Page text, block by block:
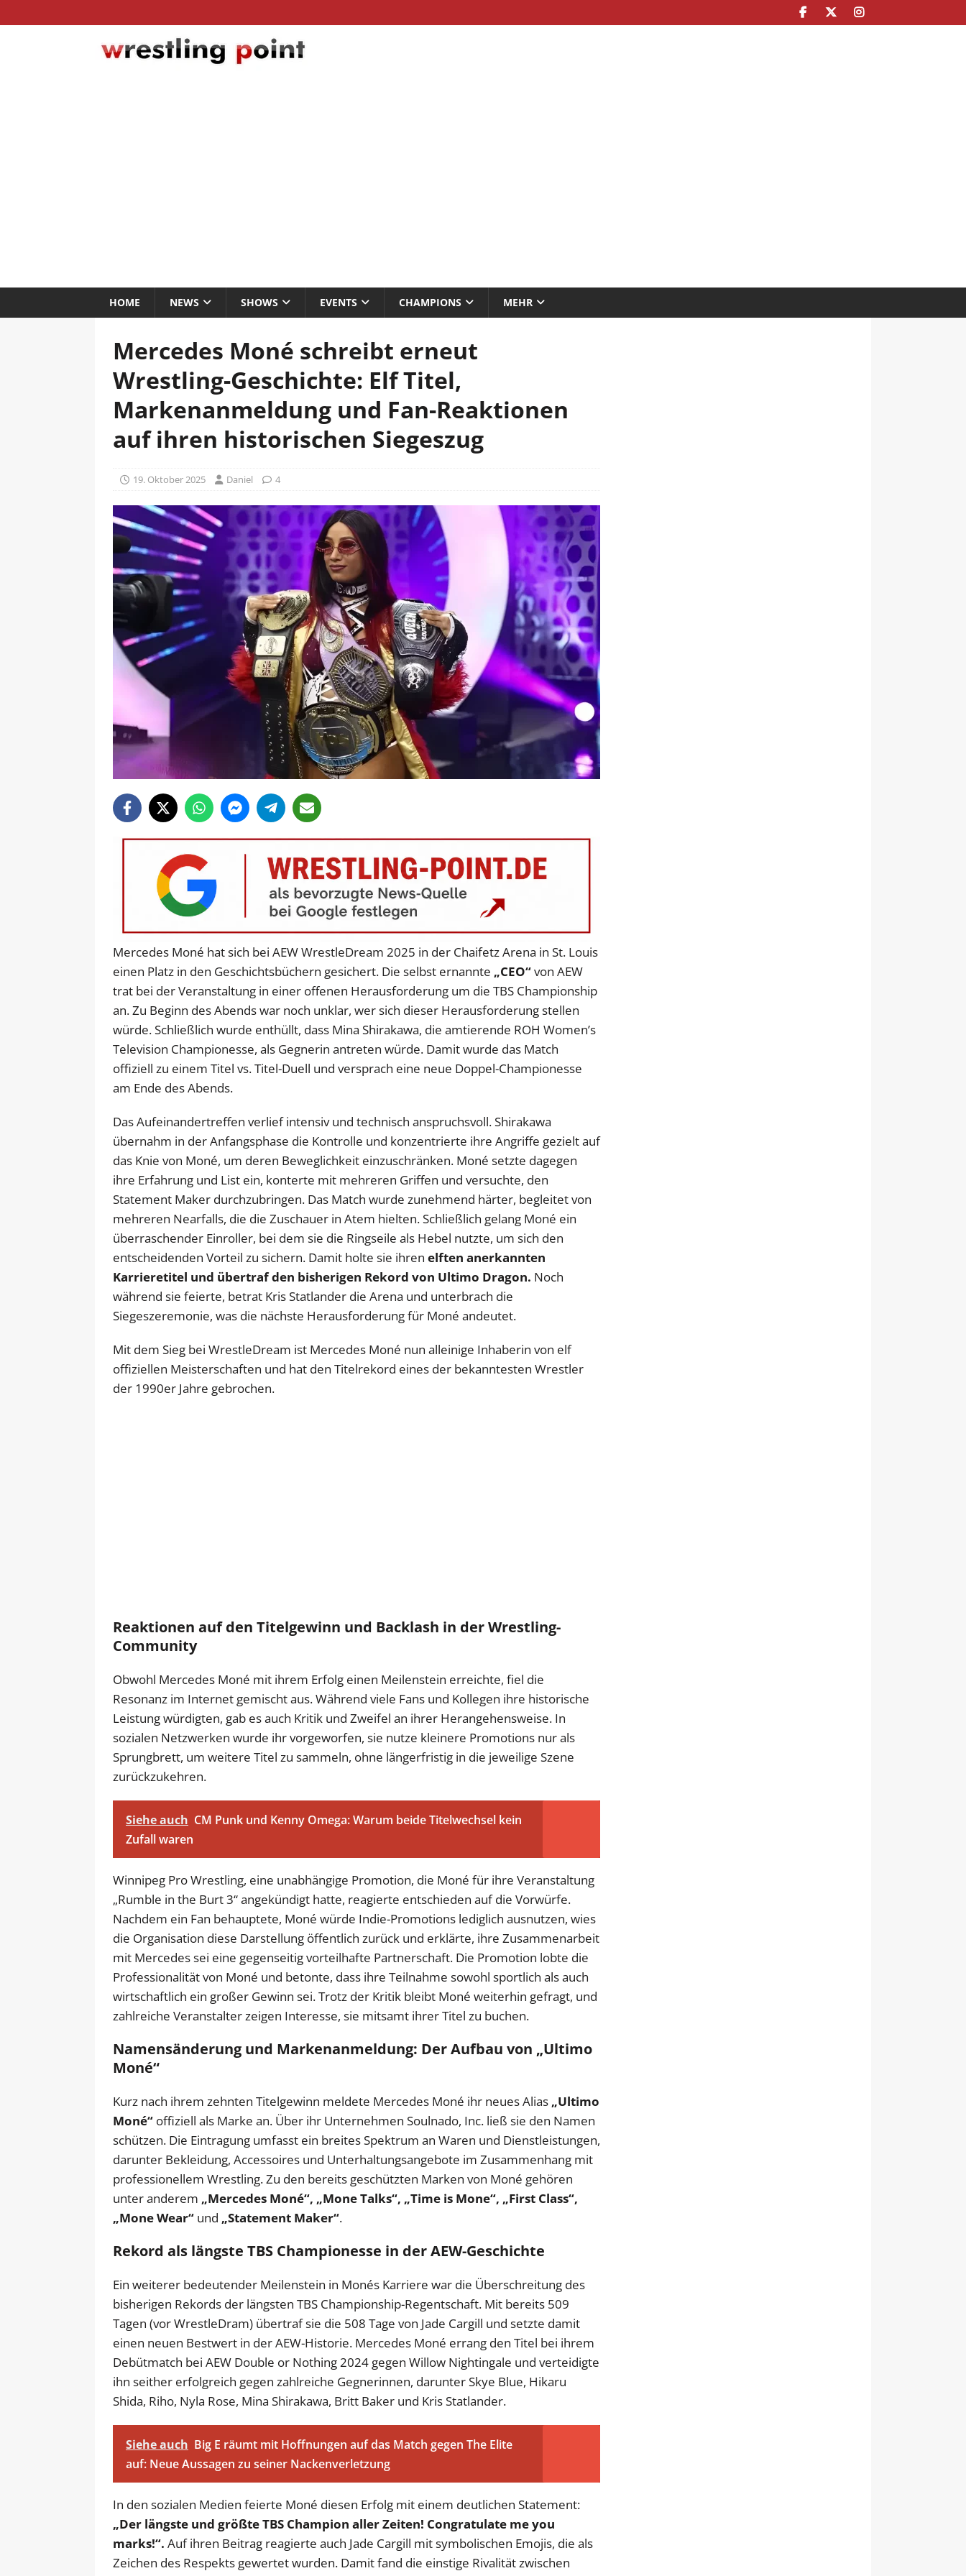
HOME NEWS SHOWS EVENTS CHAMPIONS MEHR
Mercedes Moné schreibt erneut
Wrestling-Geschichte: Elf Titel,
Markenanmeldung und Fan-Reaktionen
auf ihren historischen Siegeszug
19. Oktober 2025 Daniel 4
Mercedes Moné hat sich bei AEW WrestleDream 2025 in der Chaifetz Arena in St. Louis
einen Platz in den Geschichtsbüchern gesichert. Die selbst ernannte „CEO“von AEW
trat bei der Veranstaltung in einer offenen Herausforderung um die TBS Championship
an. Zu Beginn des Abends war noch unklar, wer sich dieser Herausforderung stellen
würde. Schließlich wurde enthüllt, dass Mina Shirakawa, die amtierende ROH Women’s
Television Championesse, als Gegnerin antreten würde. Damit wurde das Match
offiziell zu einem Titel vs. Titel-Duell und versprach eine neue Doppel-Championesse
am Ende des Abends.
Das Aufeinandertreffen verlief intensiv und technisch anspruchsvoll. Shirakawa
übernahm in der Anfangsphase die Kontrolle und konzentrierte ihre Angriffe gezielt auf
das Knie von Moné, um deren Beweglichkeit einzuschränken. Moné setzte dagegen
ihre Erfahrung und List ein, konterte mit mehreren Griffen und versuchte, den
Statement Maker durchzubringen. Das Match wurde zunehmend härter, begleitet von
mehreren Nearfalls, die die Zuschauer in Atem hielten. Schließlich gelang Moné ein
überraschender Einroller, bei dem sie die Ringseile als Hebel nutzte, um sich den
entscheidenden Vorteil zu sichern. Damit holte sie ihren elften anerkannten
Karrieretitel und übertraf den bisherigen Rekord von Ultimo Dragon. Noch
während sie feierte, betrat Kris Statlander die Arena und unterbrach die
Siegeszeremonie, was die nächste Herausforderung für Moné andeutet.
Mit dem Sieg bei WrestleDream ist Mercedes Moné nun alleinige Inhaberin von elf
offiziellen Meisterschaften und hat den Titelrekord eines der bekanntesten Wrestler
der 1990er Jahre gebrochen.
Reaktionen auf den Titelgewinn und Backlash in der Wrestling-
Community
Obwohl Mercedes Moné mit ihrem Erfolg einen Meilenstein erreichte, fiel die
Resonanz im Internet gemischt aus. Während viele Fans und Kollegen ihre historische
Leistung würdigten, gab es auch Kritik und Zweifel an ihrer Herangehensweise. In
sozialen Netzwerken wurde ihr vorgeworfen, sie nutze kleinere Promotions nur als
Sprungbrett, um weitere Titel zu sammeln, ohne längerfristig in die jeweilige Szene
zurückzukehren.
Siehe auch CM Punk und Kenny Omega: Warum beide Titelwechsel kein
Zufall waren
Winnipeg Pro Wrestling, eine unabhängige Promotion, die Moné für ihre Veranstaltung
„Rumble in the Burt 3“ angekündigt hatte, reagierte entschieden auf die Vorwürfe.
Nachdem ein Fan behauptete, Moné würde Indie-Promotions lediglich ausnutzen, wies
die Organisation diese Darstellung öffentlich zurück und erklärte, ihre Zusammenarbeit
mit Mercedes sei eine gegenseitig vorteilhafte Partnerschaft. Die Promotion lobte die
Professionalität von Moné und betonte, dass ihre Teilnahme sowohl sportlich als auch
wirtschaftlich ein großer Gewinn sei. Trotz der Kritik bleibt Moné weiterhin gefragt, und
zahlreiche Veranstalter zeigen Interesse, sie mitsamt ihrer Titel zu buchen.
Namensänderung und Markenanmeldung: Der Aufbau von „Ultimo
Moné“
Kurz nach ihrem zehnten Titelgewinn meldete Mercedes Moné ihr neues Alias „Ultimo
Moné“ offiziell als Marke an. Über ihr Unternehmen Soulnado, Inc. ließ sie den Namen
schützen. Die Eintragung umfasst ein breites Spektrum an Waren und Dienstleistungen,
darunter Bekleidung, Accessoires und Unterhaltungsangebote im Zusammenhang mit
professionellem Wrestling. Zu den bereits geschützten Marken von Moné gehören
unter anderem „Mercedes Moné“, „Mone Talks“, „Time is Mone“, „First Class“,
„Mone Wear“ und „Statement Maker“.
Rekord als längste TBS Championesse in der AEW-Geschichte
Ein weiterer bedeutender Meilenstein in Monés Karriere war die Überschreitung des
bisherigen Rekords der längsten TBS Championship-Regentschaft. Mit bereits 509
Tagen (vor WrestleDram) übertraf sie die 508 Tage von Jade Cargill und setzte damit
einen neuen Bestwert in der AEW-Historie. Mercedes Moné errang den Titel bei ihrem
Debütmatch bei AEW Double or Nothing 2024 gegen Willow Nightingale und verteidigte
ihn seither erfolgreich gegen zahlreiche Gegnerinnen, darunter Skye Blue, Hikaru
Shida, Riho, Nyla Rose, Mina Shirakawa, Britt Baker und Kris Statlander.
Siehe auch Big E räumt mit Hoffnungen auf das Match gegen The Elite
auf: Neue Aussagen zu seiner Nackenverletzung
In den sozialen Medien feierte Moné diesen Erfolg mit einem deutlichen Statement:
„Der längste und größte TBS Champion aller Zeiten! Congratulate me you
marks!“. Auf ihren Beitrag reagierte auch Jade Cargill mit symbolischen Emojis, die als
Zeichen des Respekts gewertet wurden. Damit fand die einstige Rivalität zwischen